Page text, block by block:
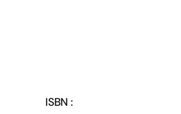
ISBN :